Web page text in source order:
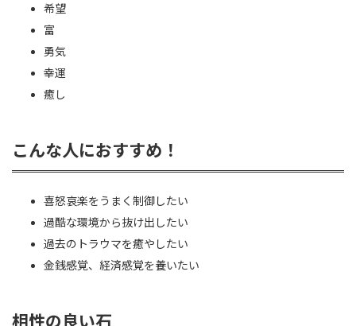
希望
富
勇気
幸運
癒し
こんな人におすすめ！
喜怒哀楽をうまく制御したい
過酷な環境から抜け出したい
過去のトラウマを癒やしたい
金銭感覚、経済感覚を養いたい
相性の良い石